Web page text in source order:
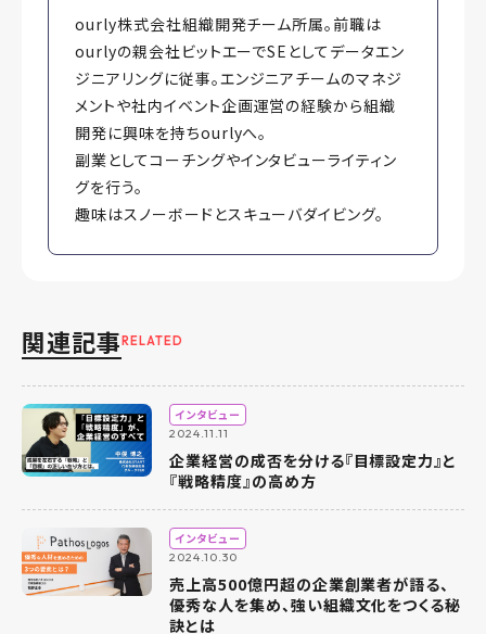
ourly株式会社組織開発チーム所属。前職は
ourlyの親会社ビットエーでSEとしてデータエン
ジニアリングに従事。エンジニアチームのマネジ
メントや社内イベント企画運営の経験から組織
開発に興味を持ちourlyへ。
副業としてコーチングやインタビューライティン
グを行う。
趣味はスノーボードとスキューバダイビング。
関連記事 RELATED
インタビュー
2024.11.11
企業経営の成否を分ける『目標設定力』と
『戦略精度』の高め方
インタビュー
2024.10.30
売上高500億円超の企業創業者が語る、
優秀な人を集め、強い組織文化をつくる秘
訣とは